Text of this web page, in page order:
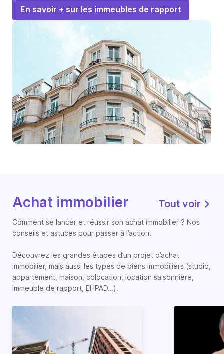
En savoir + sur les immeubles de rapport
Achat immobilier Tout voir
Comment se lancer et réussir son achat immobilier ? Nos
conseils et astuces pour passer à l’action.
Découvrez les grandes étapes d’un projet d’achat
immobilier, mais aussi les types de biens immobiliers (studio,
appartement, maison, colocation, location saisonnière,
immeuble de rapport, EHPAD…).